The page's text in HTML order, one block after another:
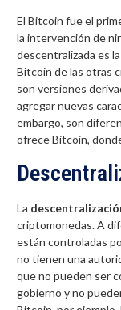
El Bitcoin fue el
la intervención de
descentralizada es
Bitcoin de las otras
son versiones
agregar nuevas
embargo, son
ofrece Bitcoin,
La
criptomonedas. A
están controladas
no tienen una
que no pueden ser
gobierno y no